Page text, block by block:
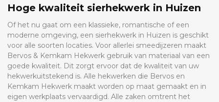
Hoge kwaliteit sierhekwerk in Huizen
Of het nu gaat om een klassieke, romantische of een
moderne omgeving, een sierhekwerk in Huizen is geschikt
voor alle soorten locaties. Voor allerlei smeedijzeren maakt
Bervos & Kemkam Hekwerk gebruik van materiaal van een
goede kwaliteit. Dit zorgt ervoor dat de kwaliteit van uw
hekwerkuitstekend is. Alle hekwerken die Bervos en
Kemkam Hekwerk maakt worden op maat gemaakt en in
eigen werkplaats vervaardigd. Alle zaken omtrent het